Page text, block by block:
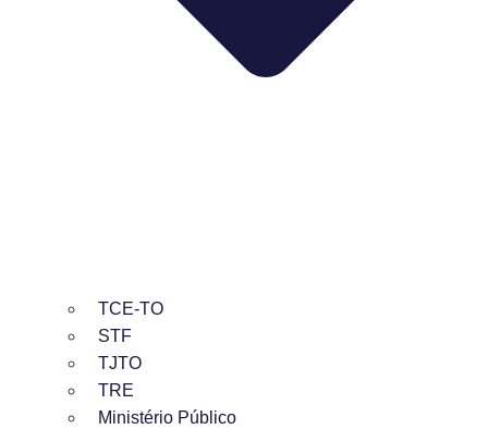
TCE-TO
STF
TJTO
TRE
Ministério Público